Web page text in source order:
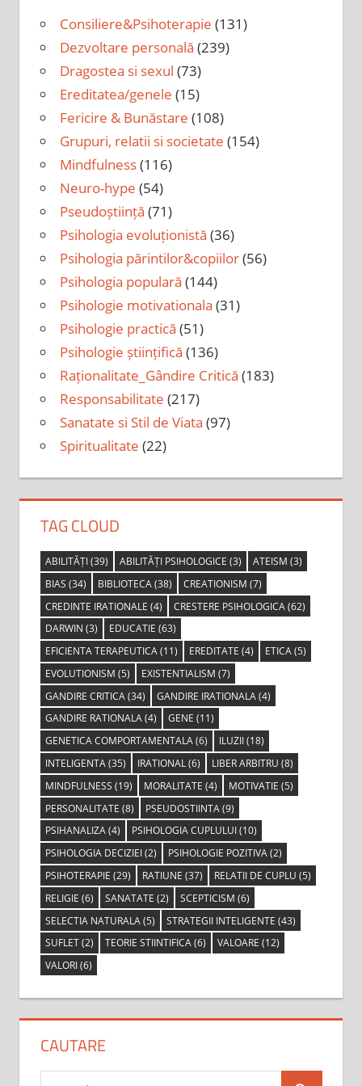
Consiliere&Psihoterapie (131)
Dezvoltare personală (239)
Dragostea si sexul (73)
Ereditatea/genele (15)
Fericire & Bunăstare (108)
Grupuri, relatii si societate (154)
Mindfulness(116)
Neuro-hype (54)
Pseudoștiință (71)
Psihologia evoluționistă (36)
Psihologia părintilor&copiilor(56)
Psihologia populară (144)
Psihologie motivationala (31)
Psihologie practică (51)
Psihologie științifică (136)
Raționalitate_Gândire Critică (183)
Responsabilitate (217)
Sanatate si Stil de Viata (97)
Spiritualitate (22)
TAG CLOUD
ABILITĂȚI(39) ABILITĂȚI PSIHOLOGICE (3) ATEISM (3)
BIAS (34) BIBLIOTECA(38) CREATIONISM (7)
CREDINTE IRATIONALE (4) CRESTERE PSIHOLOGICA(62)
DARWIN (3) EDUCATIE (63)
EFICIENTA TERAPEUTICA(11) EREDITATE (4) ETICA(5)
EVOLUTIONISM (5) EXISTENTIALISM (7)
GANDIRE CRITICA(34) GANDIRE IRATIONALA(4)
GANDIRE RATIONALA(4) GENE (11)
GENETICA COMPORTAMENTALA(6) ILUZII(18)
INTELIGENTA(35) IRATIONAL(6) LIBER ARBITRU (8)
MINDFULNESS (19) MORALITATE (4) MOTIVATIE (5)
PERSONALITATE (8) PSEUDOSTIINTA(9)
PSIHANALIZA(4) PSIHOLOGIA CUPLULUI(10)
PSIHOLOGIA DECIZIEI(2) PSIHOLOGIE POZITIVA(2)
PSIHOTERAPIE (29) RATIUNE (37) RELATII DE CUPLU (5)
RELIGIE (6) SANATATE (2) SCEPTICISM (6)
SELECTIA NATURALA(5) STRATEGII INTELIGENTE (43)
SUFLET(2) TEORIE STIINTIFICA(6) VALOARE (12)
VALORI(6)
CAUTARE